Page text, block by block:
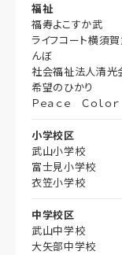
福祉
福寿よこすか武
ライフコート横
んぼ
社会福祉法人清光
希望のひかり
Ｐｅａｃｅ Ｃｏｌｏｒ
小学校区
武山小学校
富士見小学校
衣笠小学校
中学校区
武山中学校
大矢部中学校